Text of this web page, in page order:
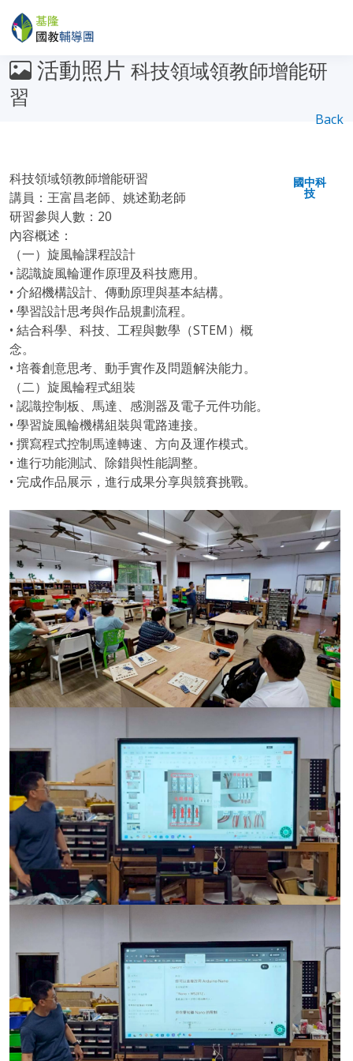
活動照片 科技領域領教師增能研
習
Back
科技領域領教師增能研習
講員：王富昌老師、姚述勤老師
研習參與人數：20
內容概述：
（一）旋風輪課程設計
• 認識旋風輪運作原理及科技應用。
• 介紹機構設計、傳動原理與基本結構。
• 學習設計思考與作品規劃流程。
• 結合科學、科技、工程與數學（STEM）概
念。
• 培養創意思考、動手實作及問題解決能力。
（二）旋風輪程式組裝
• 認識控制板、馬達、感測器及電子元件功能。
• 學習旋風輪機構組裝與電路連接。
• 撰寫程式控制馬達轉速、方向及運作模式。
• 進行功能測試、除錯與性能調整。
• 完成作品展示，進行成果分享與競賽挑戰。
國中科
技